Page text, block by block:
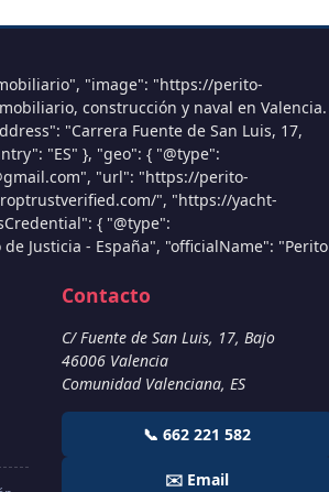
"image": "https://perito-
construcción y naval en Valencia.
"Carrera Fuente de San Luis, 17,
"ES" }, "geo": { "@type":
"url": "https://perito-
", "https://yacht-
{ "@type":
Justicia - España", "officialName": "Perito
Contacto
C/ Fuente de San Luis, 17, Bajo
46006 Valencia
Comunidad Valenciana, ES
📞 662 221 582
✉️ Email